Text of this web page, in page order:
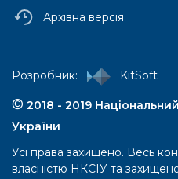
Архівна версія
Правила
© 2018 - 2019
України
Pозробник: KitSoft
Усі права захищено. Весь
власністю НКСІУ та